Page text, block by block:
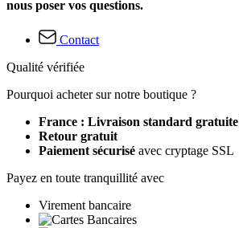
nous poser vos questions.
Contact
Qualité vérifiée
Pourquoi acheter sur notre boutique ?
France : Livraison standard gratuite
Retour gratuit
Paiement sécurisé avec cryptage SSL
Payez en toute tranquillité avec
Virement bancaire